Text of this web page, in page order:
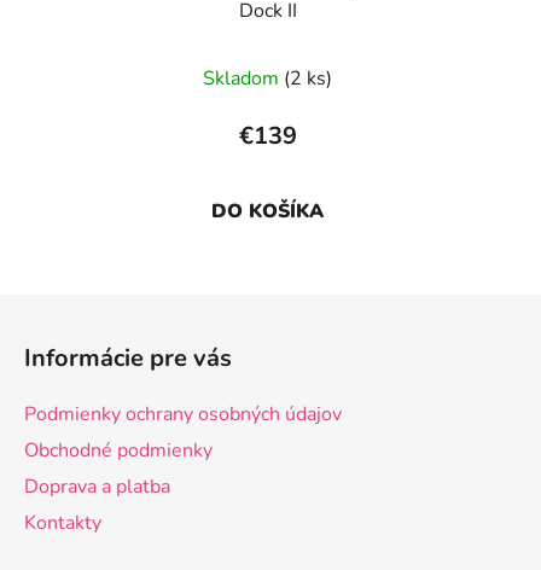
Dock II
Skladom (2 ks)
€139
DO KOŠÍKA
Informácie pre vás
Podmienky ochrany osobných údajov
Obchodné podmienky
Doprava a platba
Kontakty